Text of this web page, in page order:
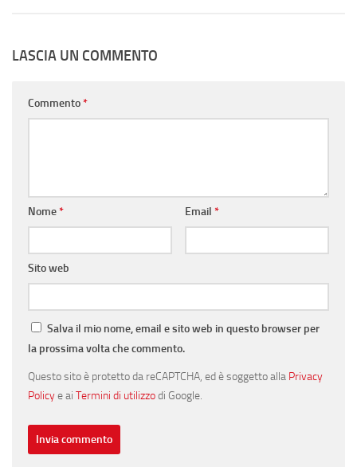
LASCIA UN COMMENTO
Commento*
Nome* Email *
Sito web
Salva il mio nome, email e sito web in questo browser per
la prossima volta che commento.
Questo sito è protetto da reCAPTCHA, ed è soggetto alla Privacy
Policye ai Termini di utilizzodi Google.